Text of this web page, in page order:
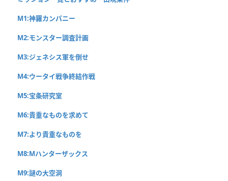
M1:神羅カンパニー
M2:モンスター調査計画
M3:ジェネシス軍を倒せ
M4:ウータイ戦争終結作戦
M5:宝条研究室
M6:貴重なものを求めて
M7:より貴重なものを
M8:Mハンターザックス
M9:謎の大空洞